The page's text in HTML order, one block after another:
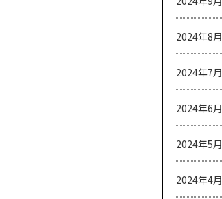
2024年8月
2024年7月
2024年6月
2024年5月
2024年4月